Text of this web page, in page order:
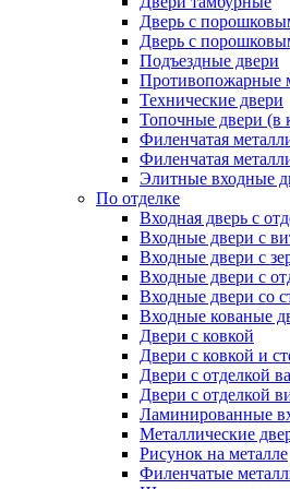
Дверь с
Дверь с
Подъездные двери
Противопожарные
Технические двери
Топочные двери (в
Филенчатая
Филенчатая
Элитные входные
По отделке
Входная дверь с
Входные двери с
Входные двери с
Входные двери с
Входные двери со
Входные кованые
Двери с ковкой
Двери с ковкой и
Двери с отделкой
Двери с отделкой
Ламинированные
Металлические
Рисунок на металле
Филенчатые